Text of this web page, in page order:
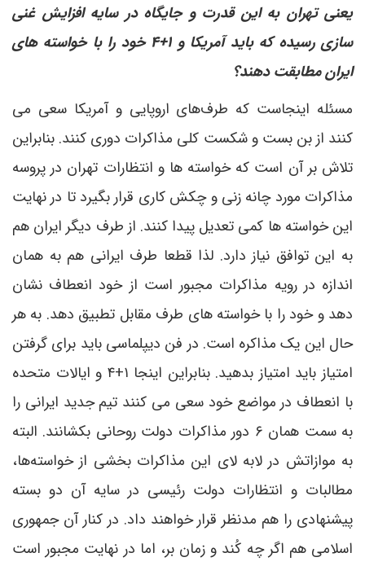
یعنی تهران به این قدرت و جایگاه در سایه افزایش غنی
سازی رسیده که باید آمریکا و ۱+۴ خود را با خواسته های
ایران مطابقت دهند؟
مسئله اینجاست که طرف‌های اروپایی و آمریکا سعی می
کنند از بن بست و شکست کلی مذاکرات دوری کنند. بنابراین
تلاش بر آن است که خواسته ها و انتظارات تهران در پروسه
مذاکرات مورد چانه زنی و چکش کاری قرار بگیرد تا در نهایت
این خواسته ها کمی تعدیل پیدا کنند. از طرف دیگر ایران هم
به این توافق نیاز دارد. لذا قطعا طرف ایرانی هم به همان
اندازه در رویه مذاکرات مجبور است از خود انعطاف نشان
دهد و خود را با خواسته های طرف مقابل تطبیق دهد. به هر
حال این یک مذاکره است. در فن دیپلماسی باید برای گرفتن
امتیاز باید امتیاز بدهید. بنابراین اینجا ۱+۴ و ایالات متحده
با انعطاف در مواضع خود سعی می کنند تیم جدید ایرانی را
به سمت همان ۶ دور مذاکرات دولت روحانی بکشانند. البته
به موازاتش در لابه لای این مذاکرات بخشی از خواسته‌ها،
مطالبات و انتظارات دولت رئیسی در سایه آن دو بسته
پیشنهادی را هم مدنظر قرار خواهند داد. در کنار آن جمهوری
اسلامی هم اگر چه کُند و زمان بر، اما در نهایت مجبور است